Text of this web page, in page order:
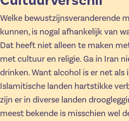
Welke bewustzijnsveranderende
kunnen, is nogal afhankelijk van
Dat heeft niet alleen te maken
met cultuur en religie. Ga in Iran
drinken. Want alcohol is er net als
Islamitische landen hartstikke
zijn er in diverse landen
meest bekende is misschien wel